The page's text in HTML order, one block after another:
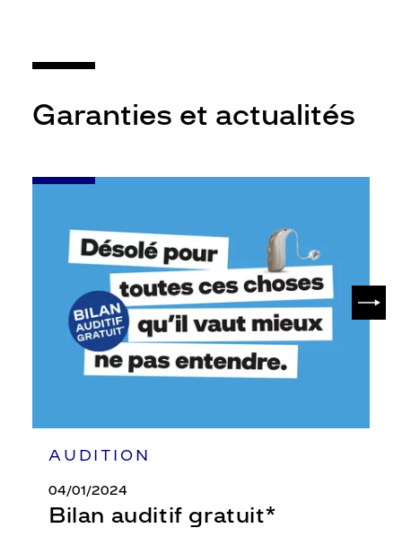
Garanties et actualités
AUDITION
04/01/2024
Bilan auditif gratuit*
-
gratuit*